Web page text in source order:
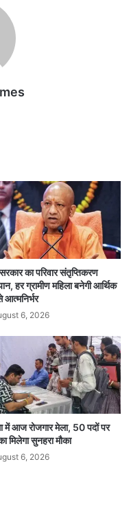
का परिवार संतृप्तिकरण
हर ग्रामीण महिला बनेगी आर्थिक
6, 2026
में आज रोजगार मेला, 50 पदों पर
मिलेगा सुनहरा मौका
6, 2026